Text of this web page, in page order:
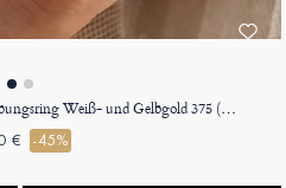
Kostbarer Kokon Nr. 36 - Verlobungsring Weiß- und Gelbgold 375 (9K)
€ -45%